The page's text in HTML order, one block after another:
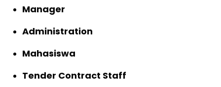
Manager
Administration
Mahasiswa
Tender Contract Staff